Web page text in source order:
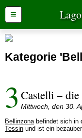
≡
Kategorie
3 Castelli –
Mittwoch, den 30.
Bellinzonabefindet sich in
Tessin und ist ein